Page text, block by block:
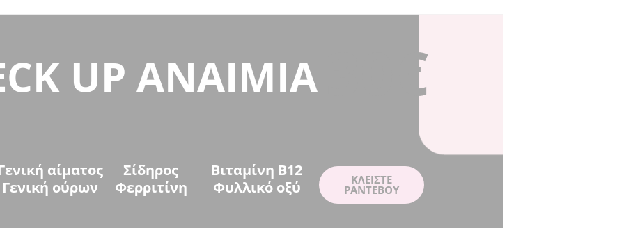
UP ΑΝΑΙΜΙΑ 30€
αίματος
Γενική ούρων
Σίδηρος
Φερριτίνη
Βιταμίνη Β12
Φυλλικό οξύ
ΚΛΕIΣΤΕ
ΡΑΝΤΕΒΟY